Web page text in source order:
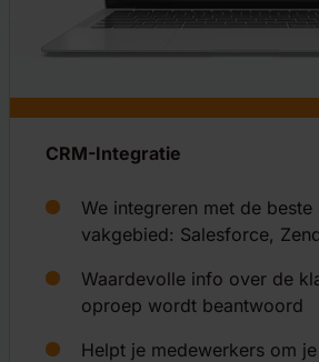
CRM-Integratie
We integreren met de beste
vakgebied: Salesforce,
Waardevolle info over de
oproep wordt beantwoord
Helpt je medewerkers om